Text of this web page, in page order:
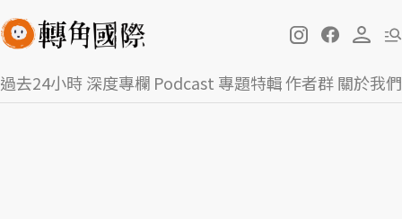
過去24小時深度專欄 Podcast 專題特輯作者群關於我們